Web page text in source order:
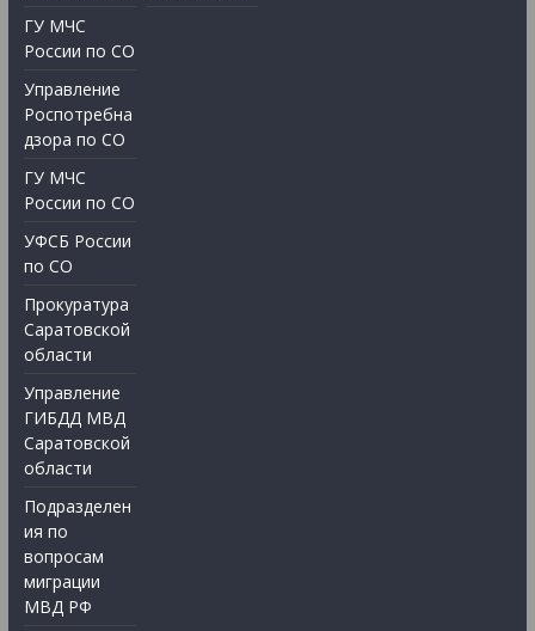
ГУ МЧС
России по СО
Управление
Роспотребна
дзора по СО
ГУ МЧС
России по СО
УФСБ России
по СО
Прокуратура
Саратовской
области
Управление
ГИБДД МВД
Саратовской
области
Подразделен
ия по
вопросам
миграции
МВД РФ